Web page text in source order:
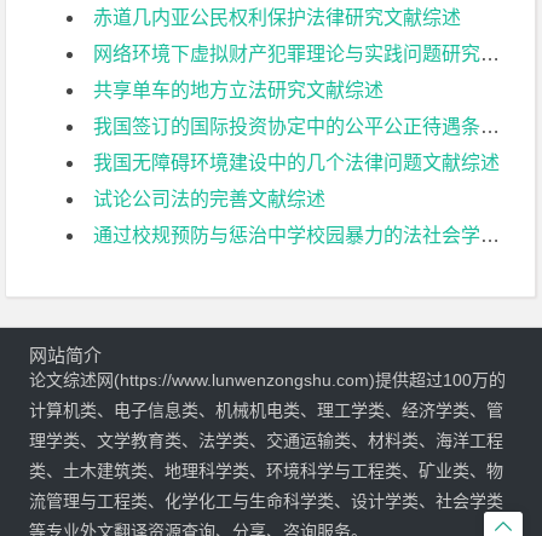
赤道几内亚公民权利保护法律研究文献综述
网络环境下虚拟财产犯罪理论与实践问题研究文献综述
共享单车的地方立法研究文献综述
我国签订的国际投资协定中的公平公正待遇条款探析文献综述
我国无障碍环境建设中的几个法律问题文献综述
试论公司法的完善文献综述
通过校规预防与惩治中学校园暴力的法社会学研究文献综述

网站简介
论文综述网(https://www.lunwenzongshu.com)提供超过100万的
计算机类、电子信息类、机械机电类、理工学类、经济学类、管
理学类、文学教育类、法学类、交通运输类、材料类、海洋工程
类、土木建筑类、地理科学类、环境科学与工程类、矿业类、物
流管理与工程类、化学化工与生命科学类、设计学类、社会学类
等专业外文翻译资源查询、分享、咨询服务。